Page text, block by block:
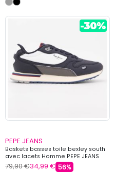
PEPE JEANS
Baskets basses toile bexley south
avec lacets Homme PEPE JEANS
79,90 €34,99 € 56%